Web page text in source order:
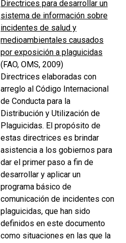
Directrices para desarrollar un
sistema de información sobre
incidentes de salud y
medioambientales causados
por exposición a plaguicidas
(FAO, OMS, 2009)
Directrices elaboradas con
arreglo al Código Internacional
de Conducta para la
Distribución y Utilización de
Plaguicidas. El propósito de
estas directrices es brindar
asistencia a los gobiernos para
dar el primer paso a fin de
desarrollar y aplicar un
programa básico de
comunicación de incidentes con
plaguicidas, que han sido
definidos en este documento
como situaciones en las que la